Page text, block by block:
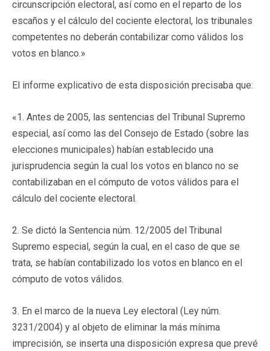
circunscripción electoral, así como en el reparto de los
escaños y el cálculo del cociente electoral, los tribunales
competentes no deberán contabilizar como válidos los
votos en blanco.»
El informe explicativo de esta disposición precisaba que:
«1. Antes de 2005, las sentencias del Tribunal Supremo
especial, así como las del Consejo de Estado (sobre las
elecciones municipales) habían establecido una
jurisprudencia según la cual los votos en blanco no se
contabilizaban en el cómputo de votos válidos para el
cálculo del cociente electoral.
2. Se dictó la Sentencia núm. 12/2005 del Tribunal
Supremo especial, según la cual, en el caso de que se
trata, se habían contabilizado los votos en blanco en el
cómputo de votos válidos.
3. En el marco de la nueva Ley electoral (Ley núm.
3231/2004) y al objeto de eliminar la más mínima
imprecisión, se inserta una disposición expresa que prevé